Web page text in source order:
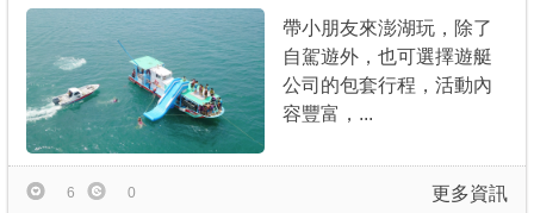
帶小朋友來澎湖玩，除了
自駕遊外，也可選擇遊艇
公司的包套行程，活動內
容豐富，...
更多資訊
6 0